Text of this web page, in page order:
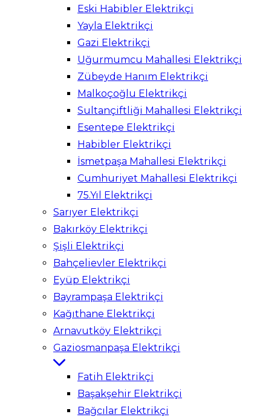
Eski Habibler Elektrikçi
Yayla Elektrikçi
Gazi Elektrikçi
Uğurmumcu Mahallesi Elektrikçi
Zübeyde Hanım Elektrikçi
Malkoçoğlu Elektrikçi
Sultançiftliği Mahallesi Elektrikçi
Esentepe Elektrikçi
Habibler Elektrikçi
İsmetpaşa Mahallesi Elektrikçi
Cumhuriyet Mahallesi Elektrikçi
75.Yıl Elektrikçi
Sarıyer Elektrikçi
Bakırköy Elektrikçi
Şişli Elektrikçi
Bahçelievler Elektrikçi
Eyüp Elektrikçi
Bayrampaşa Elektrikçi
Kağıthane Elektrikçi
Arnavutköy Elektrikçi
Gaziosmanpaşa Elektrikçi
Fatih Elektrikçi
Başakşehir Elektrikçi
Bağcılar Elektrikçi